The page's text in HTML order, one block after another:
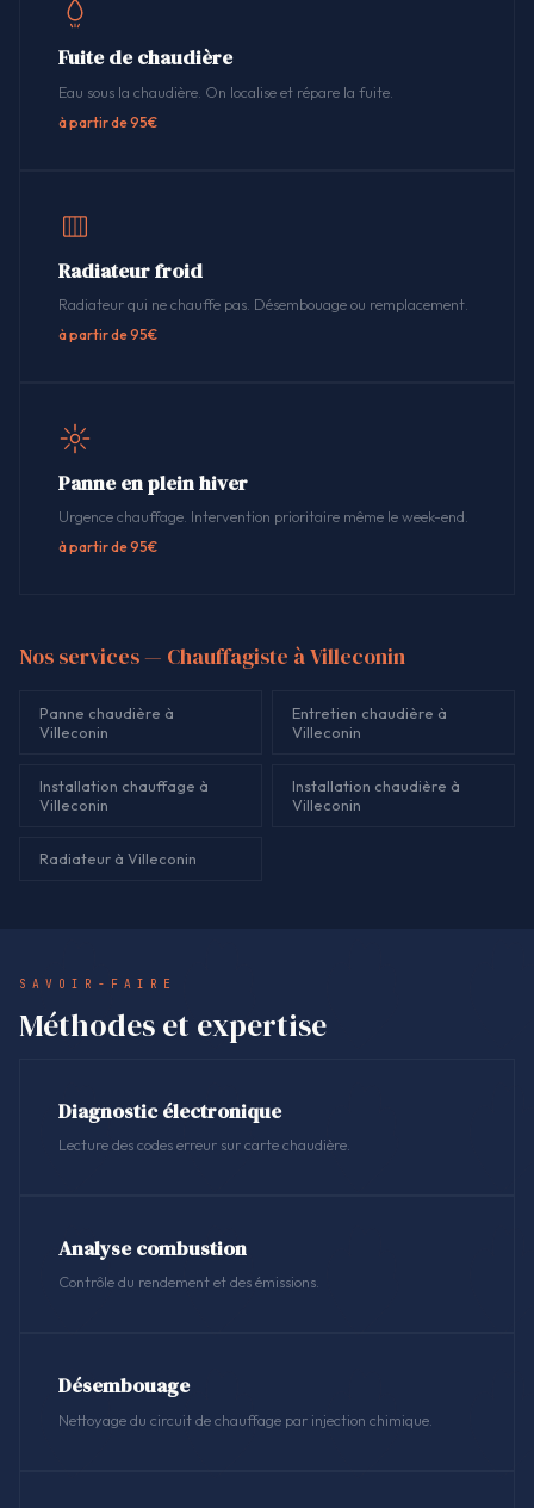
Fuite de chaudière
Eau sous la chaudière. On localise et répare la fuite.
à partir de 95€
Radiateur froid
Radiateur qui ne chauffe pas. Désembouage ou remplacement.
à partir de 95€
Panne en plein hiver
Urgence chauffage. Intervention prioritaire même le week-end.
à partir de 95€
Nos services — Chauffagiste à Villeconin
Panne chaudière à
Villeconin
Entretien chaudière à
Villeconin
Installation chauffage à
Villeconin
Installation chaudière à
Villeconin
Radiateur à Villeconin
SAVOIR-FAIRE
Méthodes et expertise
Diagnostic électronique
Lecture des codes erreur sur carte chaudière.
Analyse combustion
Contrôle du rendement et des émissions.
Désembouage
Nettoyage du circuit de chauffage par injection chimique.